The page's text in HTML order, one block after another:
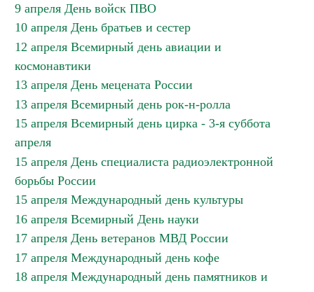
9 апреля День войск ПВО
10 апреля День братьев и сестер
12 апреля Всемирный день авиации и
космонавтики
13 апреля День мецената России
13 апреля Всемирный день рок-н-ролла
15 апреля Всемирный день цирка - 3-я суббота
апреля
15 апреля День специалиста радиоэлектронной
борьбы России
15 апреля Международный день культуры
16 апреля Всемирный День науки
17 апреля День ветеранов МВД России
17 апреля Международный день кофе
18 апреля Международный день памятников и